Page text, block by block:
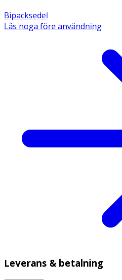
Bipacksedel
Läs noga före användning
Leverans & betalning